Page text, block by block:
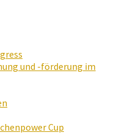
und -förderung im
Cup